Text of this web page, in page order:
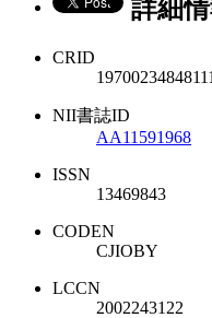
詳細
CRID
NII書誌ID
AA11591968
ISSN
13469843
CODEN
CJIOBY
LCCN
2002243122